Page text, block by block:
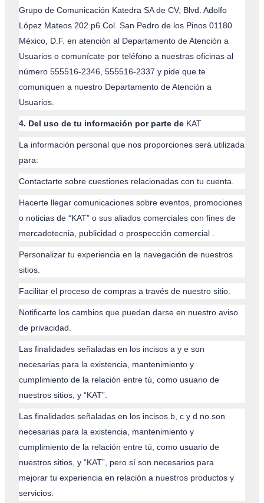
Grupo de Comunicación Katedra SA de CV, Blvd. Adolfo
López Mateos 202 p6 Col. San Pedro de los Pinos 01180
México, D.F. en atención al Departamento de Atención a
Usuarios o comunícate por teléfono a nuestras oficinas al
número 555516-2346, 555516-2337 y pide que te
comuniquen a nuestro Departamento de Atención a
Usuarios.
4. Del uso de tu información por parte de KAT
La información personal que nos proporciones será utilizada
para:
Contactarte sobre cuestiones relacionadas con tu cuenta.
Hacerte llegar comunicaciones sobre eventos, promociones
o noticias de “KAT” o sus aliados comerciales con fines de
mercadotecnia, publicidad o prospección comercial .
Personalizar tu experiencia en la navegación de nuestros
sitios.
Facilitar el proceso de compras a través de nuestro sitio.
Notificarte los cambios que puedan darse en nuestro aviso
de privacidad.
Las finalidades señaladas en los incisos a y e son
necesarias para la existencia, mantenimiento y
cumplimiento de la relación entre tú, como usuario de
nuestros sitios, y “KAT”.
Las finalidades señaladas en los incisos b, c y d no son
necesarias para la existencia, mantenimiento y
cumplimiento de la relación entre tú, como usuario de
nuestros sitios, y “KAT”, pero sí son necesarios para
mejorar tu experiencia en relación a nuestros productos y
servicios.